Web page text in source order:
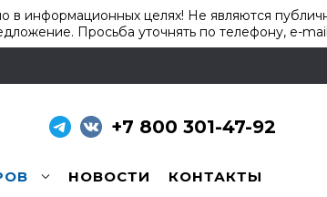
в информационных целях! Не являются
Просьба уточнять по телефону, e-
+7 800 301-47-92
НОВОСТИ КОНТАКТЫ